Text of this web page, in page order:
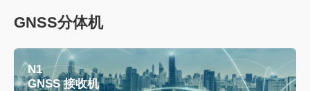
GNSS分体机
N1
GNSS 接收机